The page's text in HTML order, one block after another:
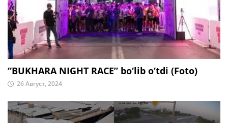
“BUKHARA NIGHT RACE” bo‘lib o‘tdi (Foto)
26 Август, 2024